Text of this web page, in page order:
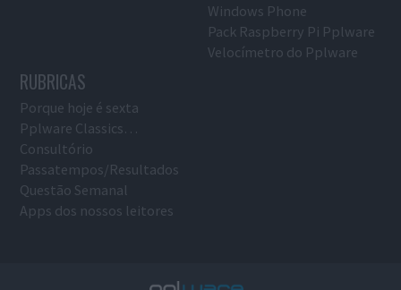
Windows Phone
Pack Raspberry Pi Pplware
Velocímetro do Pplware
RUBRICAS
Porque hoje é sexta
Pplware Classics…
Consultório
Passatempos/Resultados
Questão Semanal
Apps dos nossos leitores